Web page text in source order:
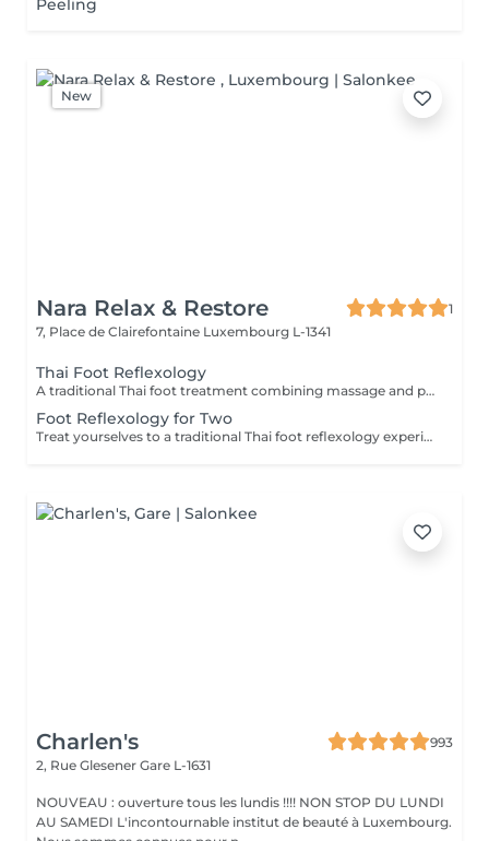
Peeling
New
Nara Relax & Restore
1
7, Place de Clairefontaine Luxembourg L-1341
Thai Foot Reflexology
A traditional Thai foot treatment combining massage and pressure techniques applied to the feet and lower legs. This relaxing therapy helps relieve tired feet, promote circulation, reduce stress, and restore comfort and balance.
Foot Reflexology for Two
Treat yourselves to a traditional Thai foot reflexology experience for two. Using targeted pressure techniques on the feet and lower legs, this relaxing treatment helps ease tired feet, stimulate circulation, and promote a pleasant sense of balance and well-being.
Charlen's
993
2, Rue Glesener Gare L-1631
NOUVEAU : ouverture tous les lundis !!!! NON STOP DU LUNDI
AU SAMEDI L'incontournable institut de beauté à Luxembourg.